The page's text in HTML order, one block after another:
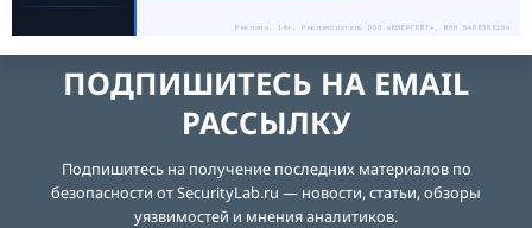
Реклама. 18+. Рекламодатель ООО «ЮЗЕРГЕЙТ», ИНН 5408308256
ПОДПИШИТЕСЬ НА EMAIL
РАССЫЛКУ
Подпишитесь на получение последних материалов по
безопасности от SecurityLab.ru — новости, статьи, обзоры
уязвимостей и мнения аналитиков.